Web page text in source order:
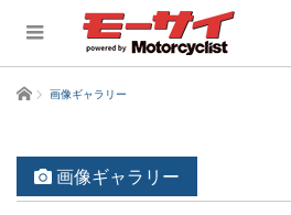
ホーム 画像ギャラリー
画像ギャラリー